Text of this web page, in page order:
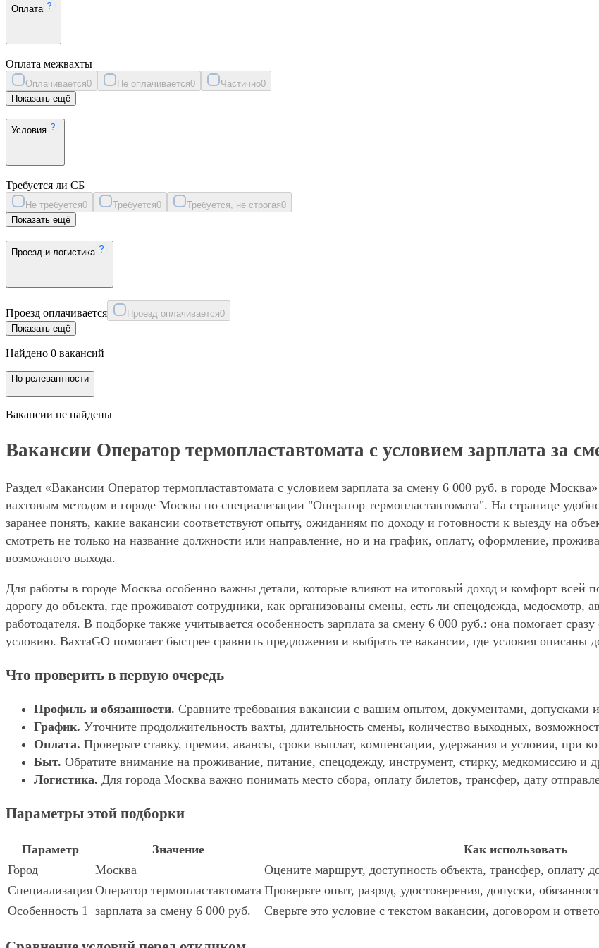
Оплата
Оплата межвахты
Оплачивается0 Не оплачивается0 Частично0
Показать ещё
Условия
Требуется ли СБ
Не требуется0 Требуется0 Требуется, не строгая0
Показать ещё
Проезд и логистика
Проезд оплачивается Проезд оплачивается0
Показать ещё
Найдено 0 вакансий
По релевантности
Вакансии не найдены
Вакансии Оператор термопластавтомата с условием зарплата за
Раздел «Вакансии Оператор термопластавтомата с условием зарплата за смену 6 000 руб. в городе
вахтовым методом в городе Москва по специализации "Оператор термопластавтомата". На странице
заранее понять, какие вакансии соответствуют опыту, ожиданиям по доходу и готовности к выезду на
смотреть не только на название должности или направление, но и на график, оплату, оформление,
возможного выхода.
Для работы в городе Москва особенно важны детали, которые влияют на итоговый доход и комфорт всей
дорогу до объекта, где проживают сотрудники, как организованы смены, есть ли спецодежда,
работодателя. В подборке также учитывается особенность зарплата за смену 6 000 руб.: она помогает
условию. ВахтаGO помогает быстрее сравнить предложения и выбрать те вакансии, где условия описаны
Что проверить в первую очередь
Профиль и обязанности. Сравните требования вакансии с вашим опытом, документами, допусками
График. Уточните продолжительность вахты, длительность смены, количество выходных,
Оплата. Проверьте ставку, премии, авансы, сроки выплат, компенсации, удержания и условия, при
Быт. Обратите внимание на проживание, питание, спецодежду, инструмент, стирку, медкомиссию и
Логистика. Для города Москва важно понимать место сбора, оплату билетов, трансфер, дату
Параметры этой подборки
Параметр Значение
Как использовать
Город
Москва
Оцените маршрут, доступность объекта, трансфер, оплату
Специализация Оператор термопластавтомата Проверьте опыт, разряд, удостоверения, допуски,
Особенность 1 зарплата за смену 6 000 руб. Сверьте это условие с текстом вакансии, договором и